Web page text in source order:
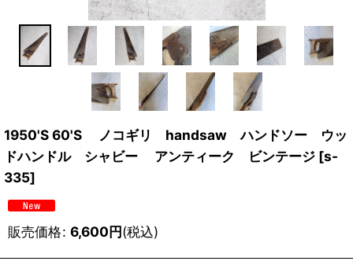
1950'S 60'S ノコギリ handsaw ハンドソー ウッ
ドハンドル シャビー アンティーク ビンテージ [s-
335]
販売価格: 6,600円(税込)